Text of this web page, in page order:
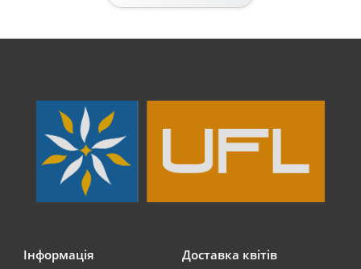
Інформація Доставка квітів